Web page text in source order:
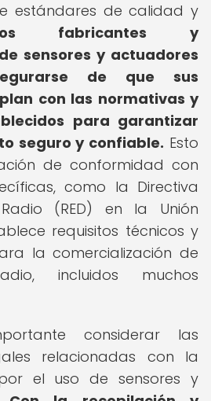
estándares de calidad y
fabricantes y
sensores y actuadores
de que sus
con las normativas y
para garantizar
seguro y confiable. Esto
de conformidad con
como la Directiva
(RED) en la Unión
requisitos técnicos y
la comercialización de
incluidos muchos
considerar las
relacionadas con la
el uso de sensores y